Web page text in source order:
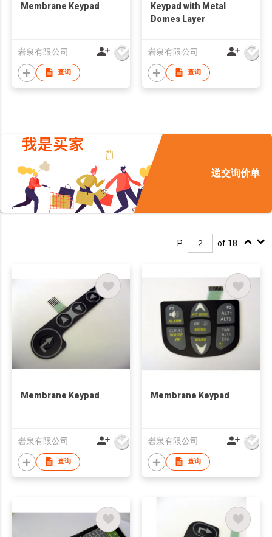
Membrane Keypad
岩泉有限公司
查询
Keypad with Metal
Domes Layer
岩泉有限公司
查询
递交询价单
P. of 18
Membrane Keypad
岩泉有限公司
查询
Membrane Keypad
岩泉有限公司
查询